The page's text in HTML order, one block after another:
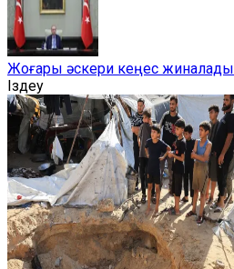
Жоғары әскери кеңес жиналады
Іздеу